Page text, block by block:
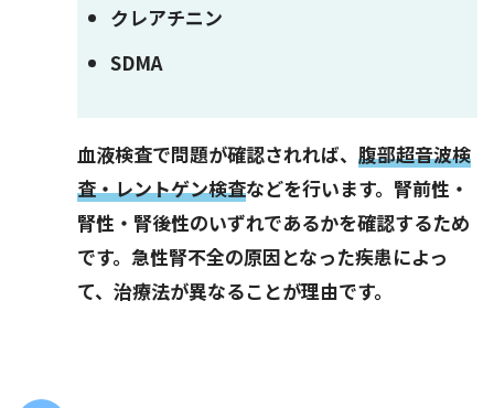
クレアチニン
SDMA
血液検査で問題が確認されれば、 腹部超音波検
査・レントゲン検査などを行います。腎前性・
腎性・腎後性のいずれであるかを確認するため
です。急性腎不全の原因となった疾患によっ
て、治療法が異なることが理由です。